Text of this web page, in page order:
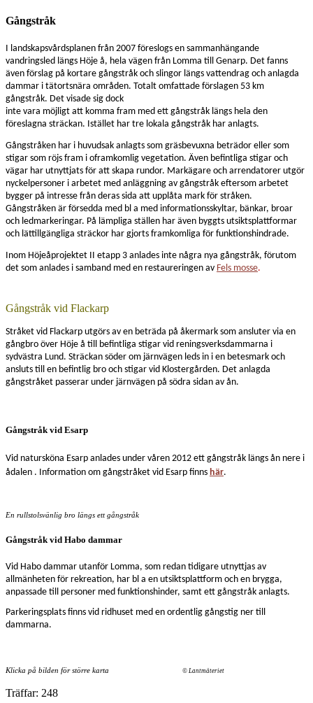
Gångstråk
I landskapsvårdsplanen från 2007 föreslogs en sammanhängande
vandringsled längs Höje å, hela vägen från Lomma till Genarp. Det fanns
även förslag på kortare gångstråk och slingor längs vattendrag och anlagda
dammar i tätortsnära områden. Totalt omfattade förslagen 53 km
gångstråk. Det visade sig dock
inte vara möjligt att komma fram med ett gångstråk längs hela den
föreslagna sträckan. Istället har tre lokala gångstråk har anlagts.
Gångstråken har i huvudsak anlagts som gräsbevuxna beträdor eller som
stigar som röjs fram i oframkomlig vegetation. Även befintliga stigar och
vägar har utnyttjats för att skapa rundor. Markägare och arrendatorer utgör
nyckelpersoner i arbetet med anläggning av gångstråk eftersom arbetet
bygger på intresse från deras sida att upplåta mark för stråken.
Gångstråken är försedda med bl a med informationsskyltar, bänkar, broar
och ledmarkeringar. På lämpliga ställen har även byggts utsiktsplattformar
och lättillgängliga sträckor har gjorts framkomliga för funktionshindrade.
Inom Höjeåprojektet II etapp 3 anlades inte några nya gångstråk, förutom
det som anlades i samband med en restaureringen av Fels mosse.
Gångstråk vid Flackarp
Stråket vid Flackarp utgörs av en beträda på åkermark som ansluter via en
gångbro över Höje å till befintliga stigar vid reningsverksdammarna i
sydvästra Lund. Sträckan söder om järnvägen leds in i en betesmark och
ansluts till en befintlig bro och stigar vid Klostergården. Det anlagda
gångstråket passerar under järnvägen på södra sidan av ån.
Gångstråk vid Esarp
Vid natursköna Esarp anlades under våren 2012 ett gångstråk längs ån nere i
ådalen . Information om gångstråket vid Esarp finns här.
En rullstolsvänlig bro längs ett gångstråk
Gångstråk vid Habo dammar
Vid Habo dammar utanför Lomma, som redan tidigare utnyttjas av
allmänheten för rekreation, har bl a en utsiktsplattform och en brygga,
anpassade till personer med funktionshinder, samt ett gångstråk anlagts.
Parkeringsplats finns vid ridhuset med en ordentlig gångstig ner till
dammarna.
Klicka på bilden för större karta © Lantmäteriet
Träffar: 248